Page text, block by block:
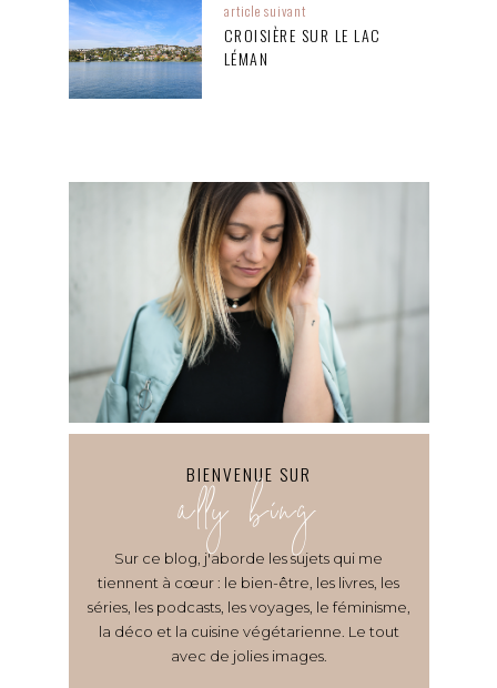
article suivant
CROISIÈRE SUR LE LAC
LÉMAN
BIENVENUE SUR
ally bing
Sur ce blog, j'aborde les sujets qui me
tiennent à cœur : le bien-être, les livres, les
séries, les podcasts, les voyages, le féminisme,
la déco et la cuisine végétarienne. Le tout
avec de jolies images.